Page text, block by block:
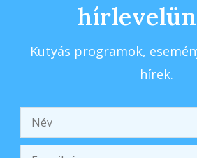
Kutyás programok,
hírek.